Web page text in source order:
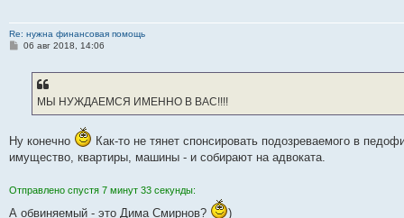
Re: нужна финансовая помощь
С06 авг 2018, 14:06
МЫ НУЖДАЕМСЯ ИМЕННО В ВАС!!!!
Ну конечно
Как-то не тянет спонсировать подозреваемого в
имущество, квартиры, машины - и собирают на адвоката.
Отправлено спустя 7 минут 33 секунды:
А обвиняемый - это Дима Смирнов? )